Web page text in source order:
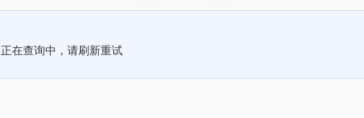
正在查询中，请刷新重试